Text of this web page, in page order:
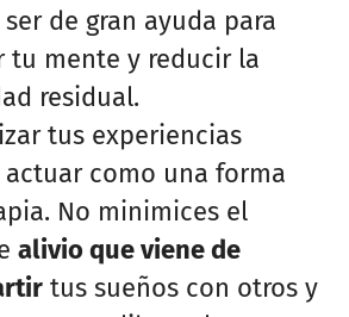
de gran ayuda para
tu mente y reducir la
residual.
tus experiencias
actuar como una forma
No minimices el
alivio que viene de
tus sueños con otros y